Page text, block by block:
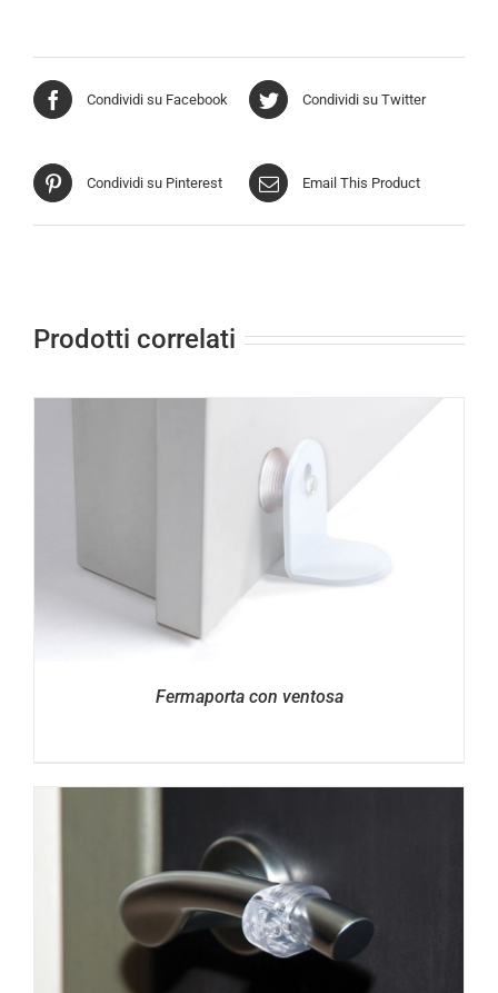
Condividi su Facebook Condividi su Twitter
Condividi su Pinterest Email This Product
Prodotti correlati
Fermaporta con ventosa